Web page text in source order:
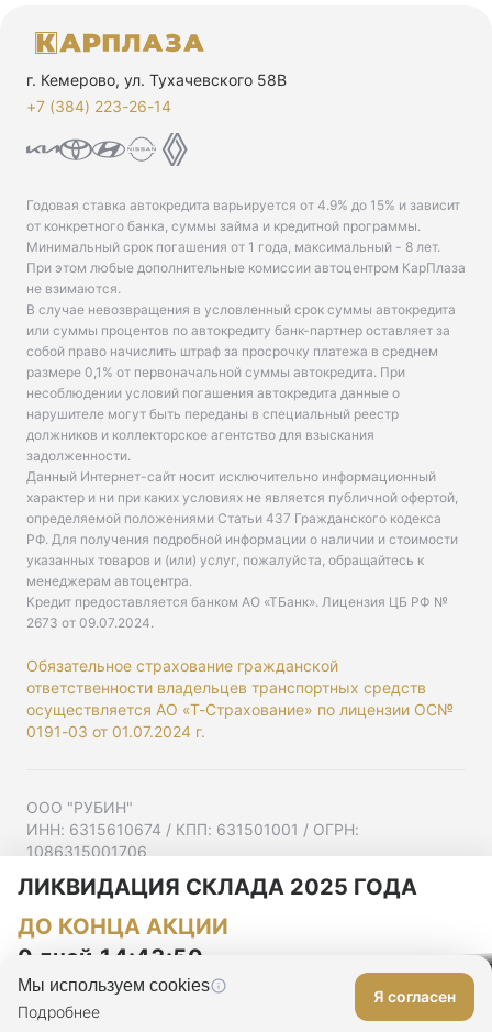
г. Кемерово, ул. Тухачевского 58В
+7 (384) 223-26-14‬
Годовая ставка автокредита варьируется от 4.9% до 15% и зависит
от конкретного банка, суммы займа и кредитной программы.
Минимальный срок погашения от 1 года, максимальный - 8 лет.
При этом любые дополнительные комиссии автоцентром КарПлаза
не взимаются.
В случае невозвращения в условленный срок суммы автокредита
или суммы процентов по автокредиту банк-партнер оставляет за
собой право начислить штраф за просрочку платежа в среднем
размере 0,1% от первоначальной суммы автокредита. При
несоблюдении условий погашения автокредита данные о
нарушителе могут быть переданы в специальный реестр
должников и коллекторское агентство для взыскания
задолженности.
Данный Интернет-сайт носит исключительно информационный
характер и ни при каких условиях не является публичной офертой,
определяемой положениями Статьи 437 Гражданского кодекса
РФ. Для получения подробной информации о наличии и стоимости
указанных товаров и (или) услуг, пожалуйста, обращайтесь к
менеджерам автоцентра.
Кредит предоставляется банком АО «ТБанк». Лицензия ЦБ РФ №
2673 от 09.07.2024.
Обязательное страхование гражданской
ответственности владельцев транспортных средств
осуществляется АО «Т-Страхование» по лицензии ОС№
0191-03 от 01.07.2024 г.
ООО "РУБИН"
ИНН: 6315610674 / КПП: 631501001 / ОГРН:
1086315001706
Ульяновская ул, д. 52/55, помещ. 9-18
Согласие на рекламную рассылку
Политика конфиденциальности
Мы используем cookies
Подробнее
Я согласен
ЛИКВИДАЦИЯ СКЛАДА 2025 ГОДА
ДО КОНЦА АКЦИИ
0 дней 14:43:50
Оставить заявку